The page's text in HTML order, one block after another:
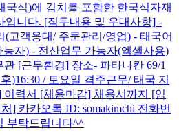
국식)에 김치를 포함한 한국식자재
입니다. [직무내용 및 우대사항] -
고객응대/ 주문관리/영업) - 태국어
자) - 전산업무 가능자(엑셀사용)
[근무환경] 장소- 파타나칸 69/1
)16:30 / 토요일 격주근무/ 태국 지
력서 [체용마감] 채용시까지 [임
] 카카오톡 ID: somakimchi 전화번
부탁드립니다^^